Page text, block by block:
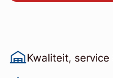
Kwaliteit,